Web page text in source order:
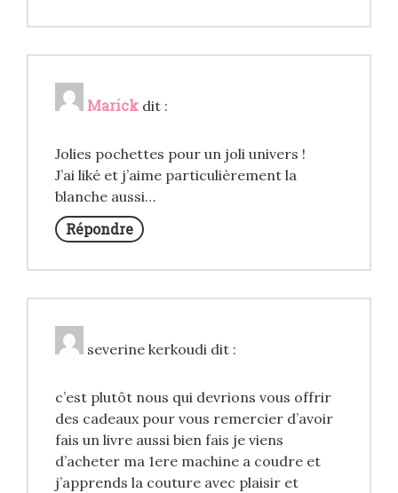
Marick dit :
Jolies pochettes pour un joli univers !
J’ai liké et j’aime particulièrement la
blanche aussi…
Répondre
severine kerkoudi dit :
c’est plutôt nous qui devrions vous offrir
des cadeaux pour vous remercier d’avoir
fais un livre aussi bien fais je viens
d’acheter ma 1ere machine a coudre et
j’apprends la couture avec plaisir et